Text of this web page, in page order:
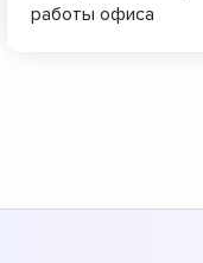
работы офиса